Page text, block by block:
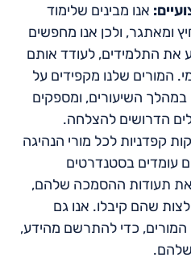
אנו מבינים שלימוד
ומאתגר, ולכן אנו מחפשים
את התלמידים, לעודד אותם
המורים שלנו מקפידים על
במהלך השיעורים, ומספקים
הדרושים להצלחה.
קפדניות לכל מורי הנהיגה
עומדים בסטנדרטים
את תעודות ההסמכה שלהם,
שהם קיבלו. אנו גם
המורים, כדי להתרשם מהידע,
שלהם.